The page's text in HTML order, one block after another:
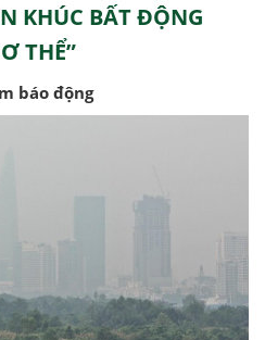
KHÚC BẤT ĐỘNG
THỂ”
báo động